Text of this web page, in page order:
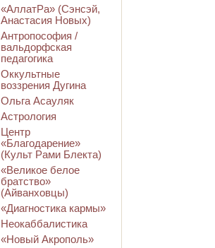
«АллатРа» (Сэнсэй,
Анастасия Новых)
Антропософия /
вальдорфская
педагогика
Оккультные
воззрения Дугина
Ольга Асауляк
Астрология
Центр
«Благодарение»
(Культ Рами Блекта)
«Великое белое
братство»
(Айванховцы)
«Диагностика кармы»
Неокаббалистика
«Новый Акрополь»